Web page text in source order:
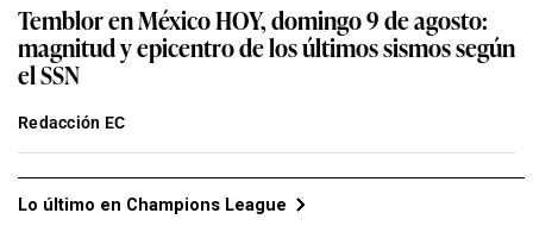
Temblor en México HOY, domingo 9 de agosto:
magnitud y epicentro de los últimos sismos según
el SSN
Redacción EC
Lo último en Champions League